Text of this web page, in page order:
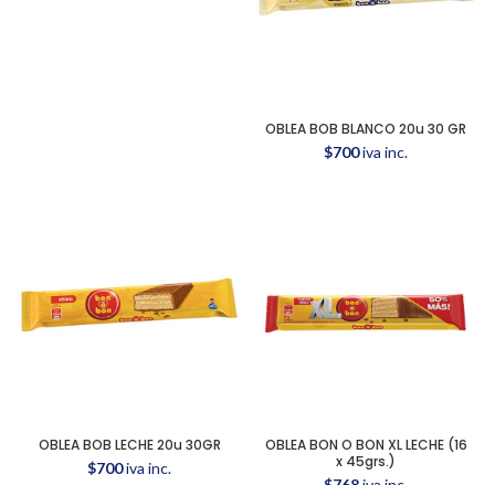
OBLEA BOB BLANCO 20u 30 GR
$700iva inc.
OBLEA BOB LECHE 20u 30GR
$700iva inc.
OBLEA BON O BON XL LECHE (16
x 45grs.)